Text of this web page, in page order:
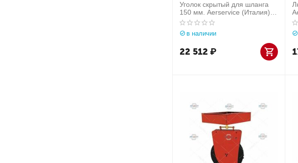
Уголок скрытый для шланга
150 мм. Aerservice (Италия)
арт. PFC2/150
в наличии
22 512 ₽